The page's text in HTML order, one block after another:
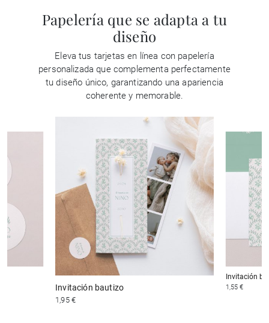
Papelería que se adapta a tu
diseño
Eleva tus tarjetas en línea con papelería
personalizada que complementa perfectamente
tu diseño único, garantizando una apariencia
coherente y memorable.
Invitación bautizo
1,95 €
Invitación
1,55 €